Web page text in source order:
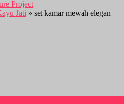
Jati » set kamar mewah elegan